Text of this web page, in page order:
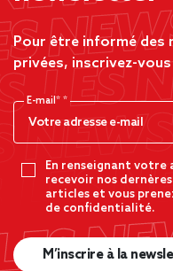
Pour être informé des
privées, inscrivez-
E-mail*
En renseignant votre
recevoir nos
articles et vous
de confidentialité.
M’inscrire à la